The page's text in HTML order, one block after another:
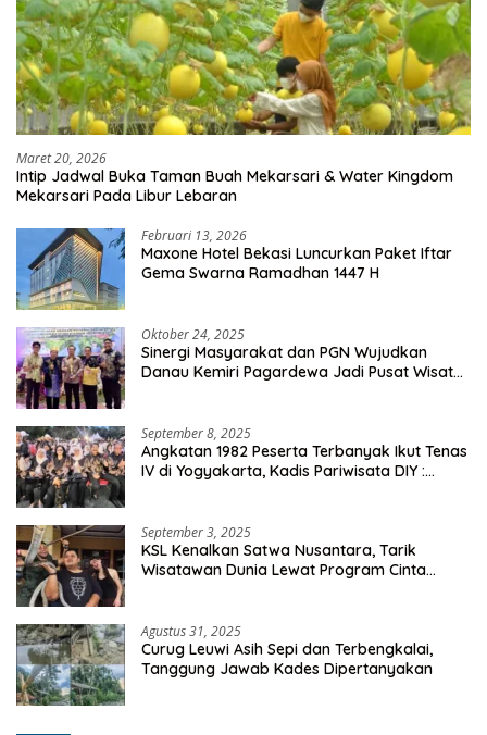
Maret 20, 2026
Intip Jadwal Buka Taman Buah Mekarsari & Water Kingdom
Mekarsari Pada Libur Lebaran
Februari 13, 2026
Maxone Hotel Bekasi Luncurkan Paket Iftar
Gema Swarna Ramadhan 1447 H
Oktober 24, 2025
Sinergi Masyarakat dan PGN Wujudkan
Danau Kemiri Pagardewa Jadi Pusat Wisata
September 8, 2025
Angkatan 1982 Peserta Terbanyak Ikut Tenas
IV di Yogyakarta, Kadis Pariwisata DIY :
September 3, 2025
KSL Kenalkan Satwa Nusantara, Tarik
Wisatawan Dunia Lewat Program Cinta
Agustus 31, 2025
Curug Leuwi Asih Sepi dan Terbengkalai,
Tanggung Jawab Kades Dipertanyakan